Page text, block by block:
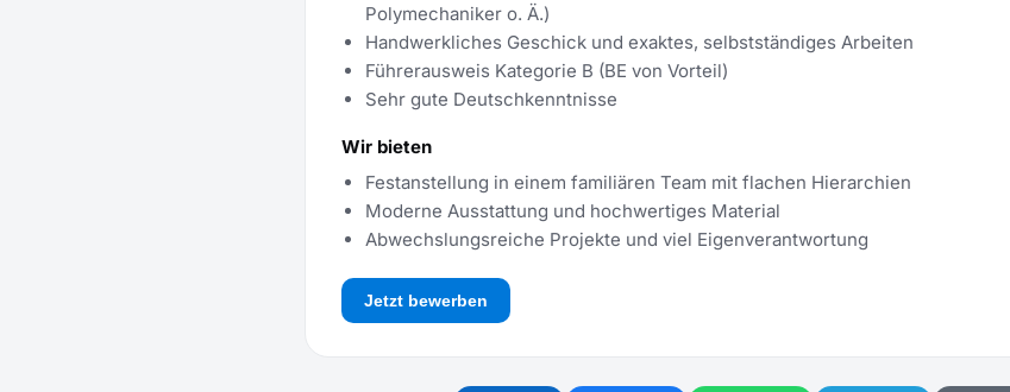
Polymechaniker o. Ä.)
Handwerkliches Geschick und exaktes, selbstständiges Arbeiten
Führerausweis Kategorie B (BE von Vorteil)
Sehr gute Deutschkenntnisse
Wir bieten
Festanstellung in einem familiären Team mit flachen Hierarchien
Moderne Ausstattung und hochwertiges Material
Abwechslungsreiche Projekte und viel Eigenverantwortung
Jetzt bewerben